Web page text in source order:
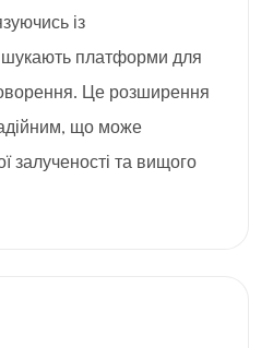
із
шукають платформи для
Це розширення
що може
залученості та вищого